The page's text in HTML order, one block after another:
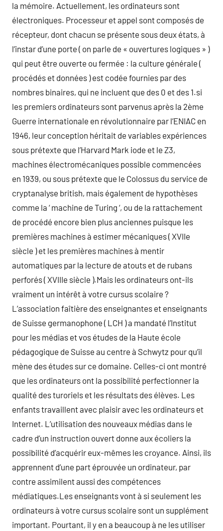
la mémoire. Actuellement, les ordinateurs sont
électroniques. Processeur et appel sont composés de
récepteur, dont chacun se présente sous deux états, à
l’instar d’une porte ( on parle de « ouvertures logiques » )
qui peut être ouverte ou fermée : la culture générale (
procédés et données ) est codée fournies par des
nombres binaires, qui ne incluent que des 0 et des 1.si
les premiers ordinateurs sont parvenus après la 2ème
Guerre internationale en révolutionnaire par l’ENIAC en
1946, leur conception héritait de variables expériences
sous prétexte que l’Harvard Mark iode et le Z3,
machines électromécaniques possible commencées
en 1939, ou sous prétexte que le Colossus du service de
cryptanalyse british, mais également de hypothèses
comme la ‘ machine de Turing ‘, ou de la rattachement
de procédé encore bien plus anciennes puisque les
premières machines à estimer mécaniques ( XVIIe
siècle ) et les premières machines à mentir
automatiques par la lecture de atouts et de rubans
perforés ( XVIIIe siècle ).Mais les ordinateurs ont-ils
vraiment un intérêt à votre cursus scolaire ?
L’association faîtière des enseignantes et enseignants
de Suisse germanophone ( LCH ) a mandaté l’Institut
pour les médias et vos études de la Haute école
pédagogique de Suisse au centre à Schwytz pour qu’il
mène des études sur ce domaine. Celles-ci ont montré
que les ordinateurs ont la possibilité perfectionner la
qualité des turoriels et les résultats des élèves. Les
enfants travaillent avec plaisir avec les ordinateurs et
Internet. L’utilisation des nouveaux médias dans le
cadre d’un instruction ouvert donne aux écoliers la
possibilité d’acquérir eux-mêmes les croyance. Ainsi, ils
apprennent d’une part éprouvée un ordinateur, par
contre assimilent aussi des compétences
médiatiques.Les enseignants vont à si seulement les
ordinateurs à votre cursus scolaire sont un supplément
important. Pourtant, il y en a beaucoup à ne les utiliser